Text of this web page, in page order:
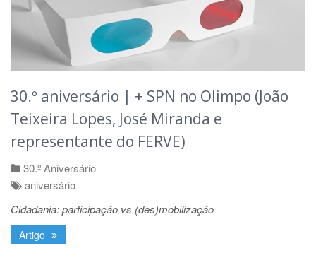
30.º aniversário | + SPN no Olimpo (João
Teixeira Lopes, José Miranda e
representante do FERVE)
30.º Aniversário
aniversário
Cidadania: participação vs (des)mobilização
Artigo